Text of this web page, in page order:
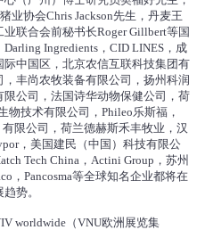
业协会Chris Jackson先生，丹麦王
联合会前秘书长Roger Gillbert等国
Ingredients，CID LINES，成
中国区，北京农信互联科技集团有
丰尚农牧装备有限公司，扬州科润
公司，法国诗华动物保健公司，荷
物技术有限公司，Phileo乐斯福，
限公司，荷兰德赫斯禾丰牧业，汉
，美国建民（中国）科技有限公
Tech China，Actini Group，苏州
，Pancosma等全球知名企业都将在
势。
worldwide（VNU欧洲展览集